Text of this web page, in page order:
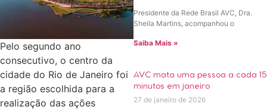
Pelo segundo ano
consecutivo, o centro da
cidade do Rio de Janeiro foi
a região escolhida para a
realização das ações
Presidente da Rede Brasil AVC, Dra.
Sheila Martins, acompanhou o
Saiba Mais »
AVC mata uma pessoa a cada 15
minutos em janeiro
27 de janeiro de 2026